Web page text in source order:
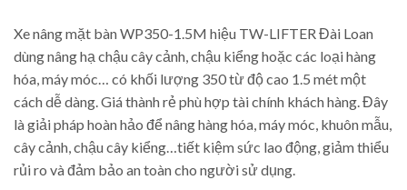
Xe nâng mặt bàn WP350-1.5M hiệu TW-LIFTER Đài Loan
dùng nâng hạ chậu cây cảnh, chậu kiểng hoặc các loại hàng
hóa, máy móc… có khối lượng 350 từ độ cao 1.5 mét một
cách dễ dàng. Giá thành rẻ phù hợp tài chính khách hàng. Đây
là giải pháp hoàn hảo để nâng hàng hóa, máy móc, khuôn mẫu,
cây cảnh, chậu cây kiểng…tiết kiệm sức lao động, giảm thiểu
rủi ro và đảm bảo an toàn cho người sử dụng.